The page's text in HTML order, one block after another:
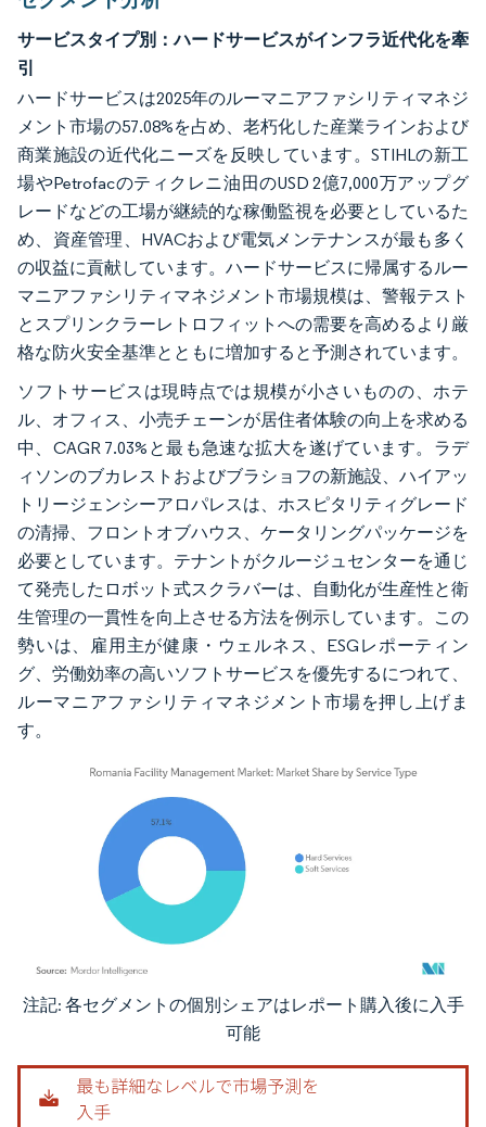
サービスタイプ別：ハードサービスがインフラ近代化を牽
引
ハードサービスは2025年のルーマニアファシリティマネジ
メント市場の57.08%を占め、老朽化した産業ラインおよび
商業施設の近代化ニーズを反映しています。STIHLの新工
場やPetrofacのティクレニ油田のUSD 2億7,000万アップグ
レードなどの工場が継続的な稼働監視を必要としているた
め、資産管理、HVACおよび電気メンテナンスが最も多く
の収益に貢献しています。ハードサービスに帰属するルー
マニアファシリティマネジメント市場規模は、警報テスト
とスプリンクラーレトロフィットへの需要を高めるより厳
格な防火安全基準とともに増加すると予測されています。
ソフトサービスは現時点では規模が小さいものの、ホテ
ル、オフィス、小売チェーンが居住者体験の向上を求める
中、CAGR 7.03%と最も急速な拡大を遂げています。ラデ
ィソンのブカレストおよびブラショフの新施設、ハイアッ
トリージェンシーアロパレスは、ホスピタリティグレード
の清掃、フロントオブハウス、ケータリングパッケージを
必要としています。テナントがクルージュセンターを通じ
て発売したロボット式スクラバーは、自動化が生産性と衛
生管理の一貫性を向上させる方法を例示しています。この
勢いは、雇用主が健康・ウェルネス、ESGレポーティン
グ、労働効率の高いソフトサービスを優先するにつれて、
ルーマニアファシリティマネジメント市場を押し上げま
す。
画像 © Mordor Intelligence。再利用にはCC BY 4.0の表示が必要です。
注記: 各セグメントの個別シェアはレポート購入後に入手
可能